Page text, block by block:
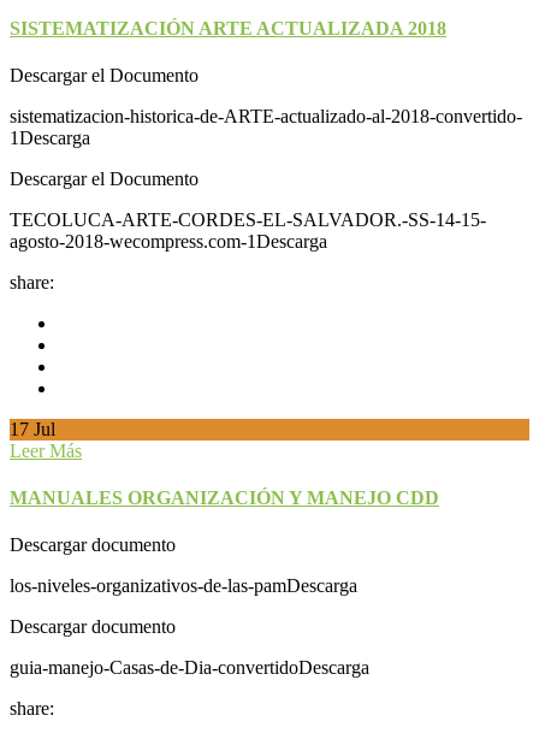
SISTEMATIZACIÓN ARTE ACTUALIZADA 2018
Descargar el Documento
sistematizacion-historica-de-ARTE-actualizado-al-2018-convertido-
1Descarga
Descargar el Documento
TECOLUCA-ARTE-CORDES-EL-SALVADOR.-SS-14-15-
agosto-2018-wecompress.com-1Descarga
share:
17 Jul
Leer Más
MANUALES ORGANIZACIÓN Y MANEJO CDD
Descargar documento
los-niveles-organizativos-de-las-pamDescarga
Descargar documento
guia-manejo-Casas-de-Dia-convertidoDescarga
share: